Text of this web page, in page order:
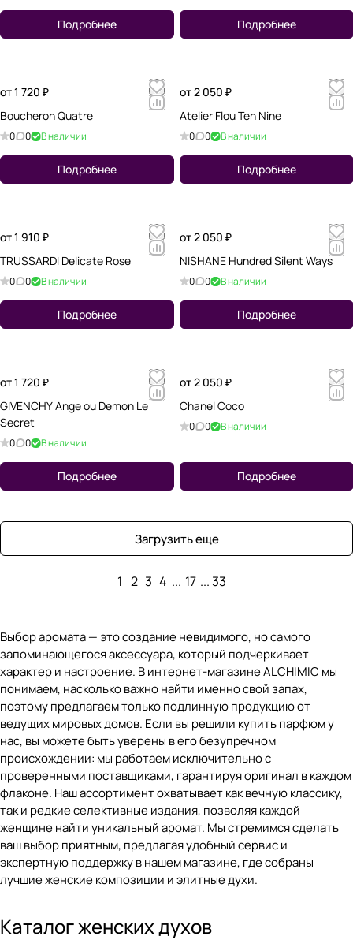
Подробнее Подробнее
от 1 720 ₽
Boucheron Quatre
0 0 В наличии
Подробнее
от 2 050 ₽
Atelier Flou Ten Nine
0 0 В наличии
Подробнее
от 1 910 ₽
TRUSSARDI Delicate Rose
0 0 В наличии
Подробнее
от 2 050 ₽
NISHANE Hundred Silent Ways
0 0 В наличии
Подробнее
от 1 720 ₽
GIVENCHY Ange ou Demon Le
Secret
0 0 В наличии
Подробнее
от 2 050 ₽
Chanel Coco
0 0 В наличии
Подробнее
Загрузить еще
1 2 3 4 ... 17 ...33
Выбор аромата — это создание невидимого, но самого
запоминающегося аксессуара, который подчеркивает
характер и настроение. В интернет-магазине ALCHIMIC мы
понимаем, насколько важно найти именно свой запах,
поэтому предлагаем только подлинную продукцию от
ведущих мировых домов. Если вы решили купить парфюм у
нас, вы можете быть уверены в его безупречном
происхождении: мы работаем исключительно с
проверенными поставщиками, гарантируя оригинал в каждом
флаконе. Наш ассортимент охватывает как вечную классику,
так и редкие селективные издания, позволяя каждой
женщине найти уникальный аромат. Мы стремимся сделать
ваш выбор приятным, предлагая удобный сервис и
экспертную поддержку в нашем магазине, где собраны
лучшие женские композиции и элитные духи.
Каталог женских духов